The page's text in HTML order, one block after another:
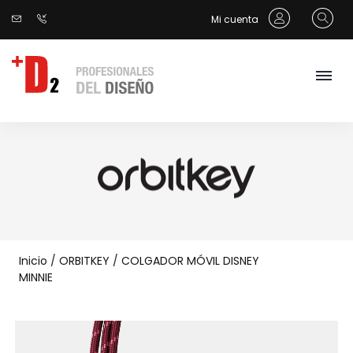
Mi cuenta
Inicio / ORBITKEY / COLGADOR MÓVIL DISNEY
MINNIE